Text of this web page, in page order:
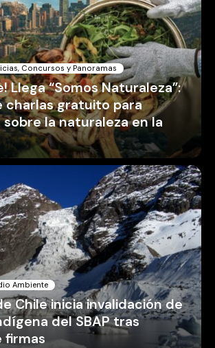
Concursos y Panoramas
Llega “Somos Naturaleza”:
charlas gratuito para
la naturaleza en la
Ambiente
Chile inicia invalidación de
del SBAP tras
firmas